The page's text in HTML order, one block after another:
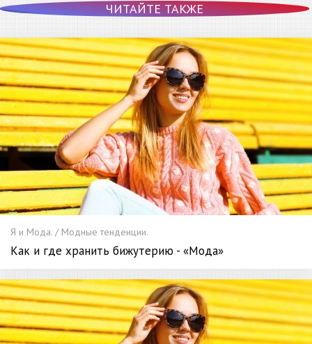
ЧИТАЙТЕ ТАКЖЕ
Я и Мода. / Модные тенденции.
Как и где хранить бижутерию - «Мода»